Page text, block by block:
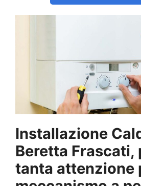
Installazione
Beretta Frascati,
tanta attenzione